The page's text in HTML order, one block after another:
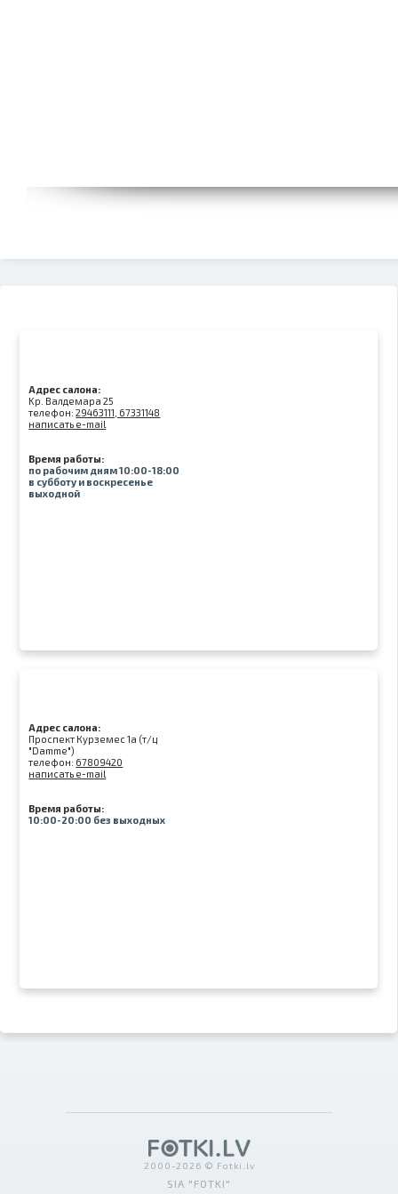
Адрес салона:
Kр. Валдемара 25
телефон:29463111, 67331148
написать e-mail
Время работы:
по рабочим дням 10:00-18:00
в субботу и воскресенье
выходной
Адрес салона:
Проспект Курземес 1а (т/ц
"Damme")
телефон: 67809420
написать e-mail
Время работы:
10:00-20:00 без выходных
2000-2026 © Fotki.lv
SIA "FOTKI"